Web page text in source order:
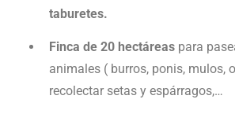
taburetes.
Finca de 20 hectáreas para
animales ( burros, ponis, mulos,
recolectar setas y espárragos,…